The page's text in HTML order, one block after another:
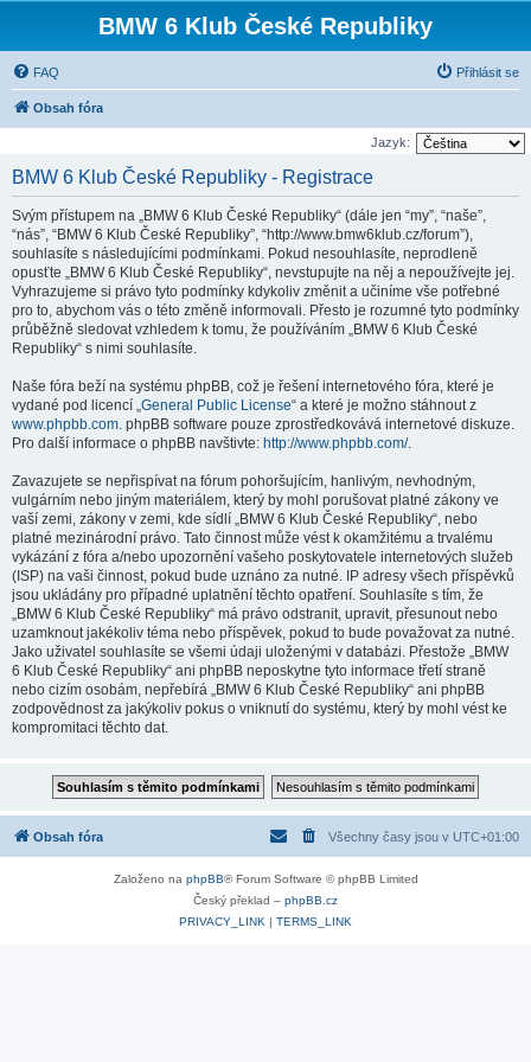
BMW 6 Klub České Republiky
FAQ Přihlásit se
Obsah fóra
Jazyk:
BMW 6 Klub České Republiky - Registrace
Svým přístupem na „BMW 6 Klub České Republiky“ (dále jen “my”, “naše”,
“nás”, “BMW 6 Klub České Republiky”, “http://www.bmw6klub.cz/forum”),
souhlasíte s následujícími podmínkami. Pokud nesouhlasíte, neprodleně
opusťte „BMW 6 Klub České Republiky“, nevstupujte na něj a nepoužívejte jej.
Vyhrazujeme si právo tyto podmínky kdykoliv změnit a učiníme vše potřebné
pro to, abychom vás o této změně informovali. Přesto je rozumné tyto podmínky
průběžně sledovat vzhledem k tomu, že používáním „BMW 6 Klub České
Republiky“ s nimi souhlasíte.
Naše fóra beží na systému phpBB, což je řešení internetového fóra, které je
vydané pod licencí „General Public License“ a které je možno stáhnout z
www.phpbb.com. phpBB software pouze zprostředkovává internetové diskuze.
Pro další informace o phpBB navštivte: http://www.phpbb.com/.
Zavazujete se nepřispívat na fórum pohoršujícím, hanlivým, nevhodným,
vulgárním nebo jiným materiálem, který by mohl porušovat platné zákony ve
vaší zemi, zákony v zemi, kde sídlí „BMW 6 Klub České Republiky“, nebo
platné mezinárodní právo. Tato činnost může vést k okamžitému a trvalému
vykázání z fóra a/nebo upozornění vašeho poskytovatele internetových služeb
(ISP) na vaši činnost, pokud bude uznáno za nutné. IP adresy všech příspěvků
jsou ukládány pro případné uplatnění těchto opatření. Souhlasíte s tím, že
„BMW 6 Klub České Republiky“ má právo odstranit, upravit, přesunout nebo
uzamknout jakékoliv téma nebo příspěvek, pokud to bude považovat za nutné.
Jako uživatel souhlasíte se všemi údaji uloženými v databázi. Přestože „BMW
6 Klub České Republiky“ ani phpBB neposkytne tyto informace třetí straně
nebo cizím osobám, nepřebírá „BMW 6 Klub České Republiky“ ani phpBB
zodpovědnost za jakýkoliv pokus o vniknutí do systému, který by mohl vést ke
kompromitaci těchto dat.
Obsah fóra Všechny časy jsou v UTC+01:00
Založeno na phpBB® Forum Software © phpBB Limited
Český překlad – phpBB.cz
PRIVACY_LINK | TERMS_LINK